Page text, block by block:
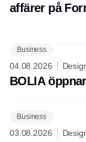
affärer på
Business
04.08.2026
BOLIA
Business
03.08.2026